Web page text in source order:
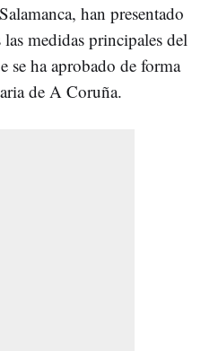
han presentado
medidas principales del
se ha aprobado de forma
de A Coruña.